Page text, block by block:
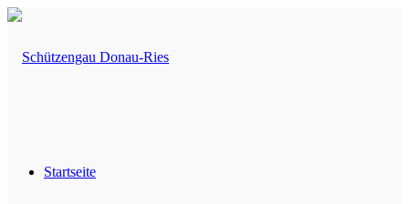
Startseite